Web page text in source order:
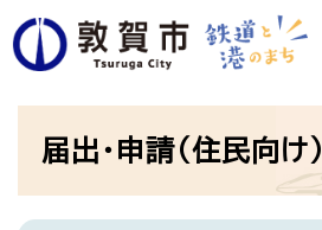
ペ
ー
頭
届出・申請（住民向け）